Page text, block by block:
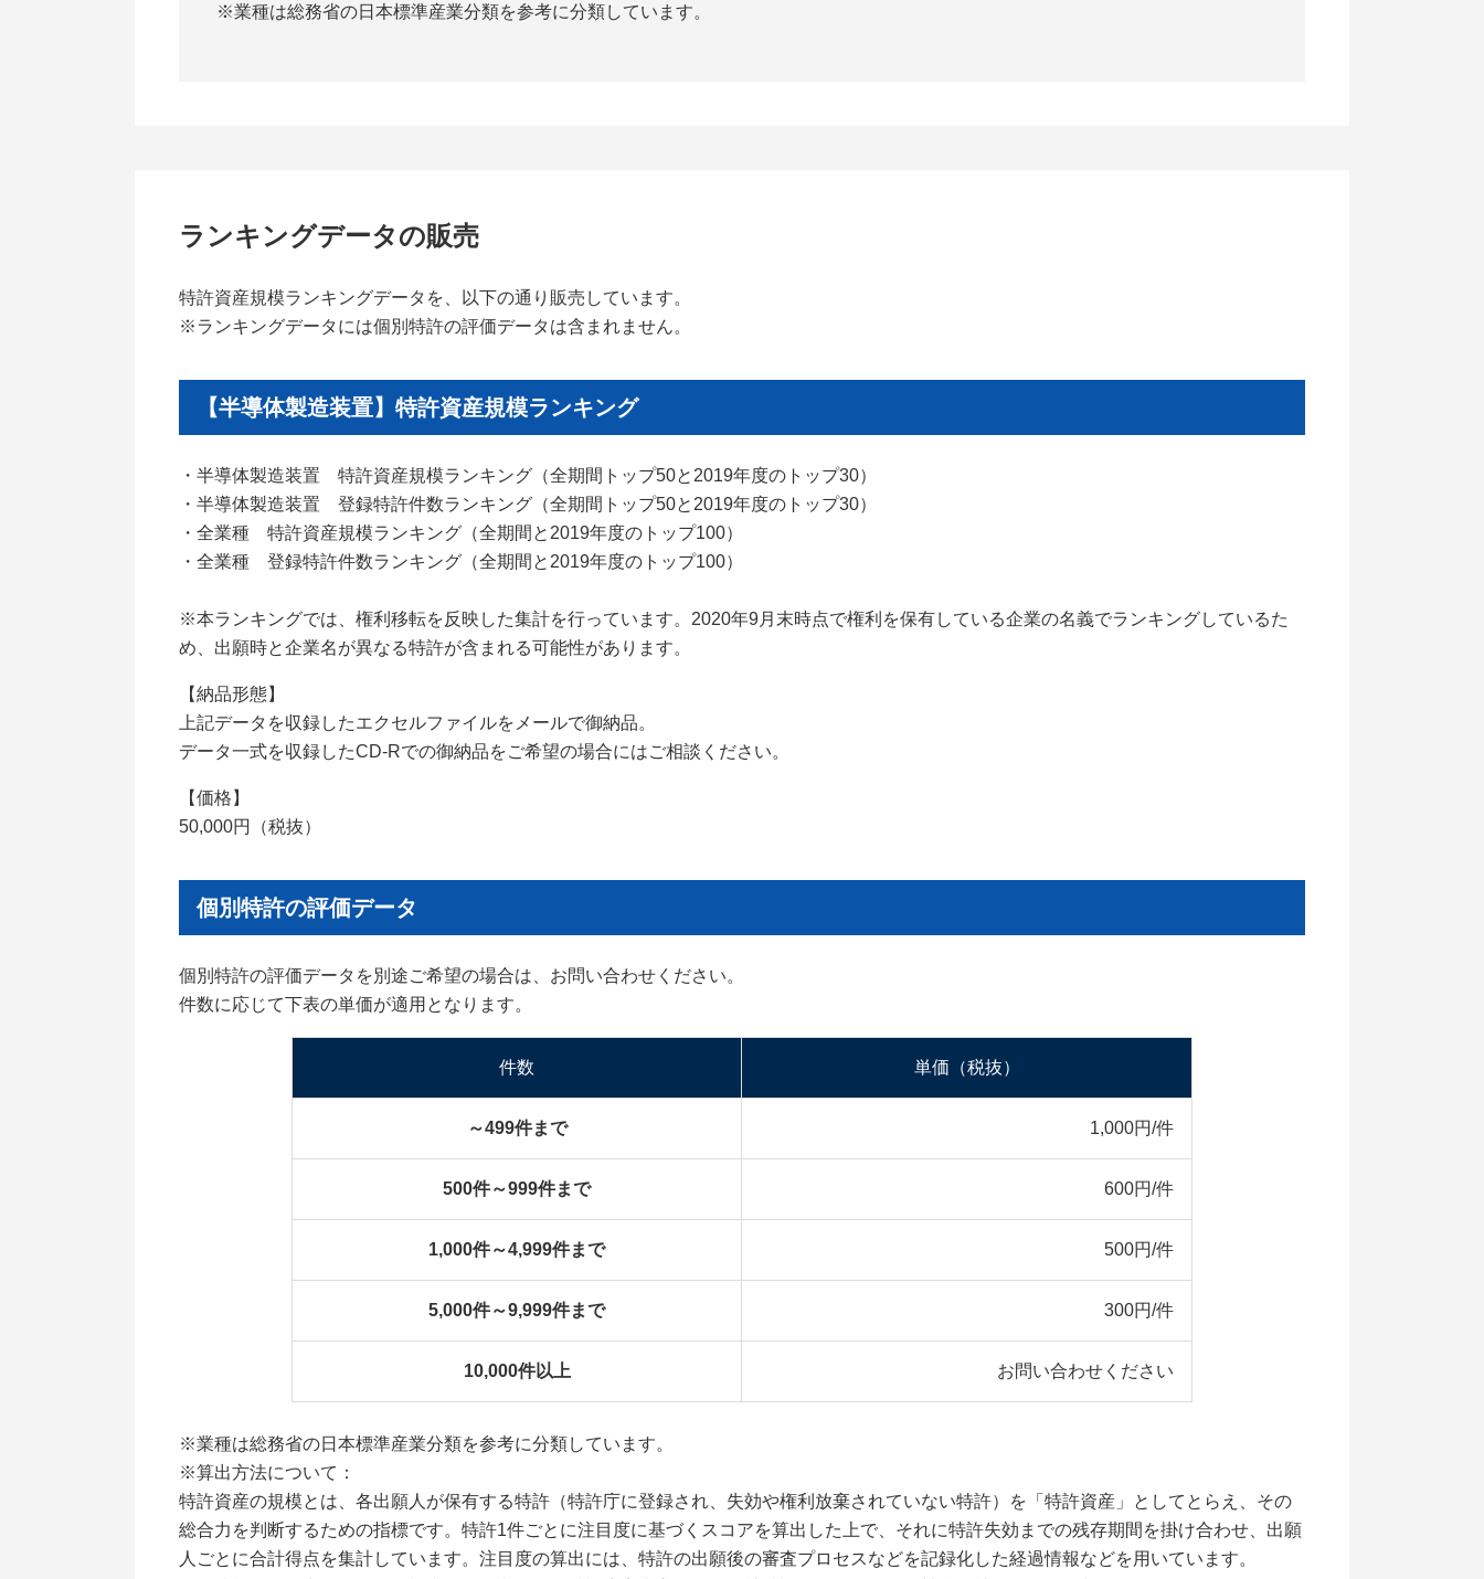
※業種は総務省の日本標準産業分類を参考に分類しています。
ランキングデータの販売
特許資産規模ランキングデータを、以下の通り販売しています。
※ランキングデータには個別特許の評価データは含まれません。
【半導体製造装置】特許資産規模ランキング
・半導体製造装置 特許資産規模ランキング（全期間トップ50と2019年度のトップ30）
・半導体製造装置 登録特許件数ランキング（全期間トップ50と2019年度のトップ30）
・全業種 特許資産規模ランキング（全期間と2019年度のトップ100）
・全業種 登録特許件数ランキング（全期間と2019年度のトップ100）
※本ランキングでは、権利移転を反映した集計を行っています。2020年9月末時点で権利を保有している企業の名義でランキングしているた
め、出願時と企業名が異なる特許が含まれる可能性があります。
【納品形態】
上記データを収録したエクセルファイルをメールで御納品。
データ一式を収録したCD-Rでの御納品をご希望の場合にはご相談ください。
【価格】
50,000円（税抜）
個別特許の評価データ
個別特許の評価データを別途ご希望の場合は、お問い合わせください。
件数に応じて下表の単価が適用となります。
件数 単価（税抜）
～499件まで 1,000円/件
500件～999件まで 600円/件
1,000件～4,999件まで 500円/件
5,000件～9,999件まで 300円/件
10,000件以上 お問い合わせください
※業種は総務省の日本標準産業分類を参考に分類しています。
※算出方法について：
特許資産の規模とは、各出願人が保有する特許（特許庁に登録され、失効や権利放棄されていない特許）を「特許資産」としてとらえ、その
総合力を判断するための指標です。特許1件ごとに注目度に基づくスコアを算出した上で、それに特許失効までの残存期間を掛け合わせ、出願
人ごとに合計得点を集計しています。注目度の算出には、特許の出願後の審査プロセスなどを記録化した経過情報などを用いています。